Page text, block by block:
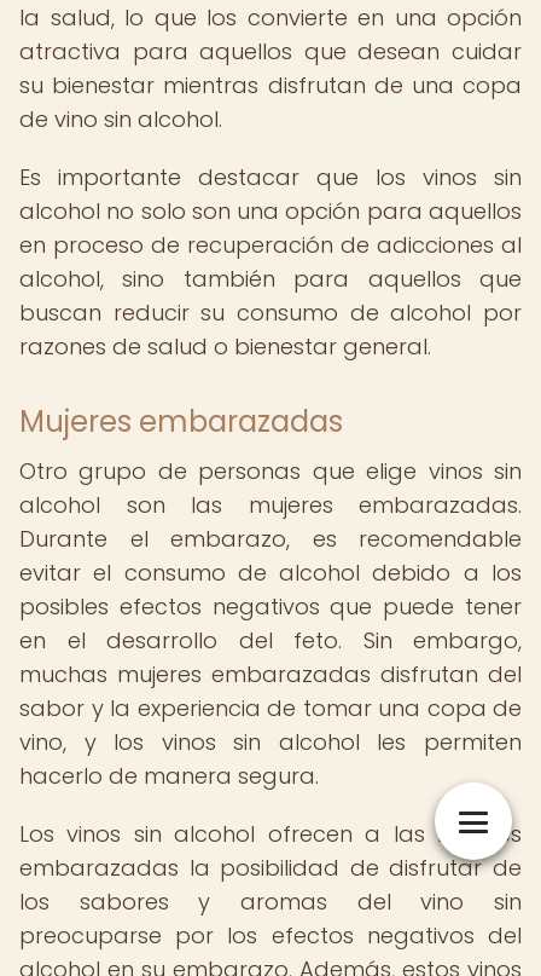
la salud, lo que los convierte en una opción
atractiva para aquellos que desean cuidar
su bienestar mientras disfrutan de una copa
de vino sin alcohol.
Es importante destacar que los vinos sin
alcohol no solo son una opción para aquellos
en proceso de recuperación de adicciones al
alcohol, sino también para aquellos que
buscan reducir su consumo de alcohol por
razones de salud o bienestar general.
Mujeres embarazadas
Otro grupo de personas que elige vinos sin
alcohol son las mujeres embarazadas.
Durante el embarazo, es recomendable
evitar el consumo de alcohol debido a los
posibles efectos negativos que puede tener
en el desarrollo del feto. Sin embargo,
muchas mujeres embarazadas disfrutan del
sabor y la experiencia de tomar una copa de
vino, y los vinos sin alcohol les permiten
hacerlo de manera segura.
Los vinos sin alcohol ofrecen a las mujeres
embarazadas la posibilidad de disfrutar de
los sabores y aromas del vino sin
preocuparse por los efectos negativos del
alcohol en su embarazo. Además, estos vinos